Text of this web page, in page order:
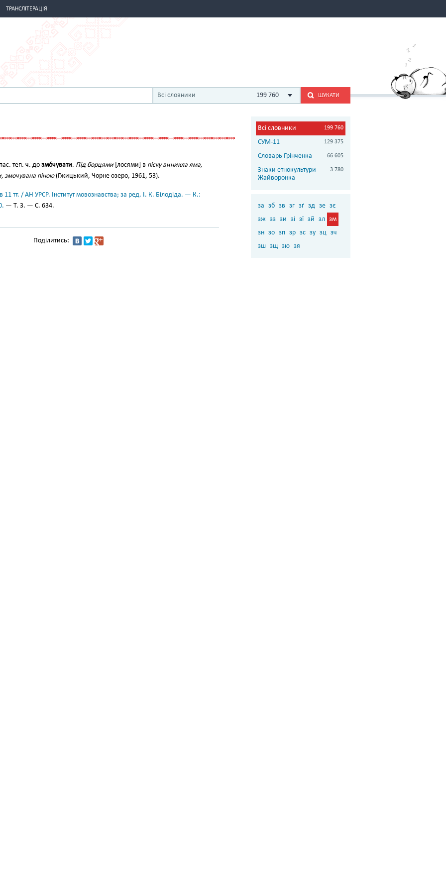
ТРАНСЛІТЕРАЦІЯ
Всі словники 199 760 ШУКАТИ
теп. ч. дозмо́чувати. Під борцями [лосями] в піску виникла яма,
змочувана піною(Гжицький, Чорне озеро, 1961, 53).
11 тт. / АН УРСР. Інститут мовознавства; за ред. І. К. Білодіда. — К.:
— Т. 3. — С. 634.
Поділитись:
Всі словники 199 760
СУМ-11 129 375
Словарь Грінченка 66 605
Знаки етнокультури
Жайворонка
3 780
за зб зв зг зґ зд зе зє
зж зз зи зі зї зй зл зм
зн зо зп зр зс зу зц зч
зш зщ зю зя